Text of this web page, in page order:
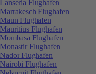
Lanseria Flughafen
Marrakesch Flughafen
Maun Flughafen
Mauritius Flughafen
Mombasa Flughafen
Monastir Flughafen
Nador Flughafen
Nairobi Flughafen